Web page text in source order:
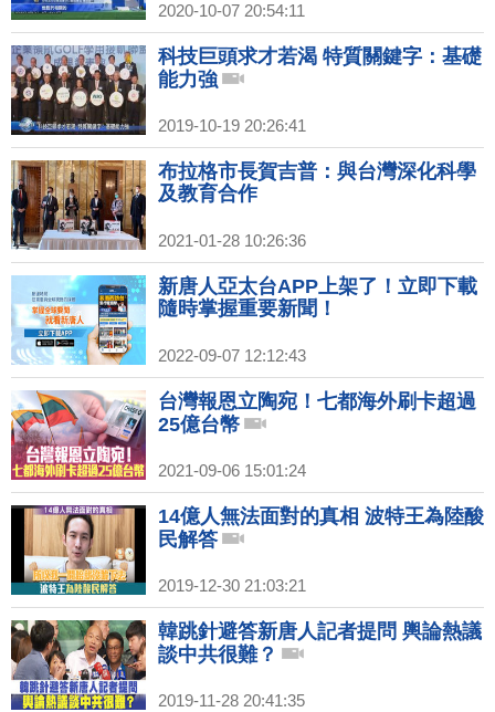
2020-10-07 20:54:11
科技巨頭求才若渴 特質關鍵字：基礎
能力強
2019-10-19 20:26:41
布拉格市長賀吉普：與台灣深化科學
及教育合作
2021-01-28 10:26:36
新唐人亞太台APP上架了！立即下載
隨時掌握重要新聞！
2022-09-07 12:12:43
台灣報恩立陶宛！七都海外刷卡超過
25億台幣
2021-09-06 15:01:24
14億人無法面對的真相 波特王為陸酸
民解答
2019-12-30 21:03:21
韓跳針避答新唐人記者提問 輿論熱議
談中共很難？
2019-11-28 20:41:35